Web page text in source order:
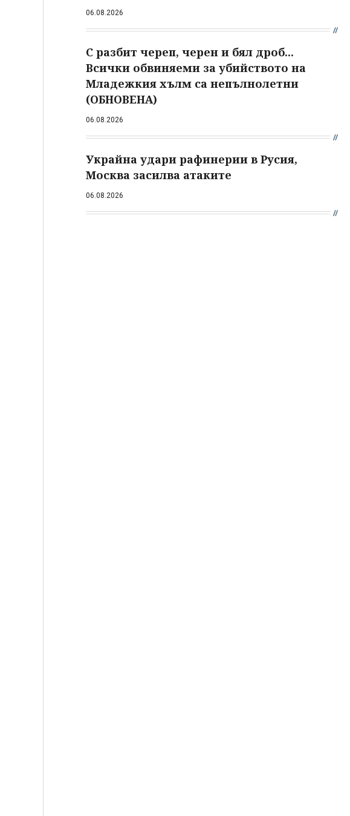
06.08.2026
С разбит череп, черен и бял дроб...
Всички обвиняеми за убийството на
Младежкия хълм са непълнолетни
(ОБНОВЕНА)
06.08.2026
Украйна удари рафинерии в Русия,
Москва засилва атаките
06.08.2026